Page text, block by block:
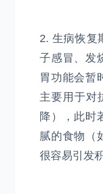
2. 生病恢复
子感冒、发
胃功能会暂
主要用于对
降），此时
腻的食物（
很容易引发